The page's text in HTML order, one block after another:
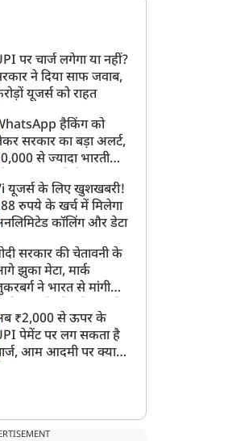
पर चार्ज लगेगा या नहीं?
ने दिया साफ जवाब,
यूजर्स को राहत
हैकिंग को
सरकार का बड़ा अलर्ट,
से ज्यादा भारतीयों
यूजर्स के लिए खुशखबरी!
रुपये के खर्च में मिलेगा
कॉलिंग और डेटा
सरकार की चेतावनी के
झुका मेटा, मार्क
ने भारत से मांगी
₹2,000 से ऊपर के
पेमेंट पर लग सकता है
आम आदमी पर क्या